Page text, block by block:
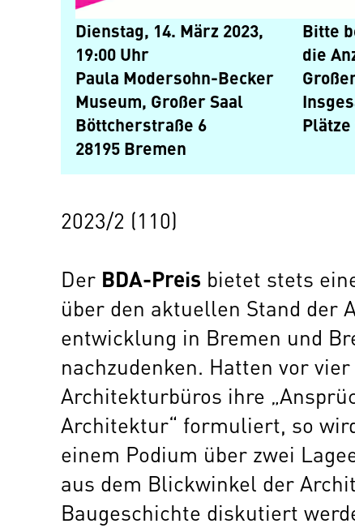
Dienstag, 14. März 2023,
19:00 Uhr
Paula Modersohn-Becker
Museum, Großer Saal
Böttcherstraße 6
28195 Bremen
Bitte
die
2023/2 (110)
Der BDA-Preis bietet stets
über den aktuellen Stand der
entwicklung in Bremen und
nachzudenken. Hatten vor
Architekturbüros ihre
Architektur“ formuliert, so
einem Podium über zwei
aus dem Blickwinkel der
Baugeschichte diskutiert